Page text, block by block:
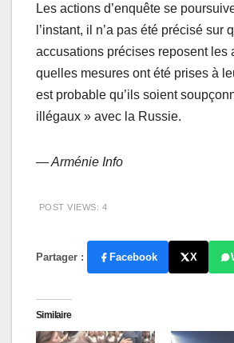
Les actions d’enquête se
l’instant, il n’a pas été précisé sur
accusations précises reposent les
quelles mesures ont été prises à
est probable qu’ils soient
illégaux » avec la Russie.
— Arménie Info
POST VIEWS: 4
Partager : Facebook X
Similaire